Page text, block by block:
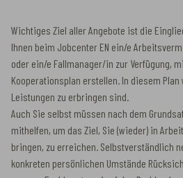
Wichtiges Ziel aller Angebote ist die
Ihnen beim Jobcenter EN ein/e
oder ein/e Fallmanager/in zur Verfügung,
Kooperationsplan erstellen. In diesem
Leistungen zu erbringen sind.
Auch Sie selbst müssen nach dem
mithelfen, um das Ziel, Sie (wieder) in
bringen, zu erreichen. Selbstverständlich
konkreten persönlichen Umstände